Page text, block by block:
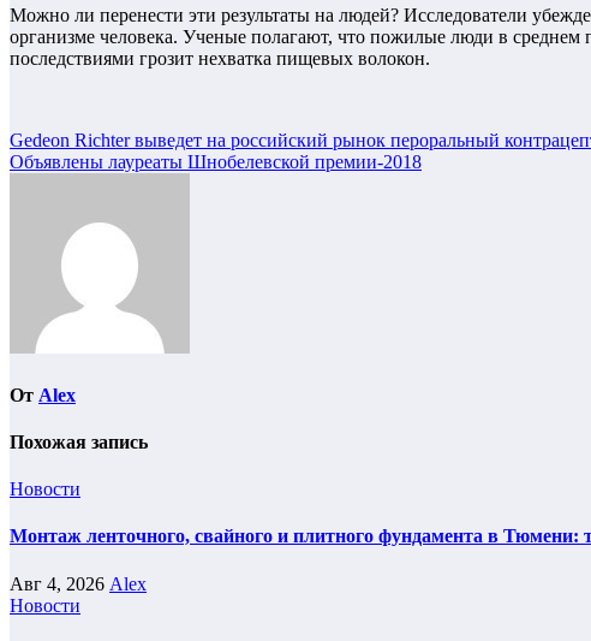
Можно ли перенести эти результаты на людей? Исследователи
организме человека. Ученые полагают, что пожилые люди в среднем
последствиями грозит нехватка пищевых волокон.
Навигация
по
Gedeon Richter выведет на российский рынок пероральный
Объявлены лауреаты Шнобелевской премии-2018
От Alex
Похожая запись
Новости
Монтаж ленточного, свайного и плитного фундамента в Тюмени:
Авг 4, 2026 Alex
Новости